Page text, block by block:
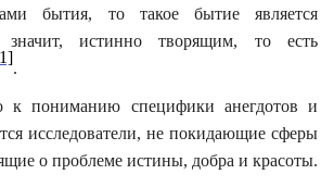
бытия, то такое бытие является
значит, истинно творящим, то есть
.
к пониманию специфики анегдотов и
исследователи, не покидающие сферы
о проблеме истины, добра и красоты.